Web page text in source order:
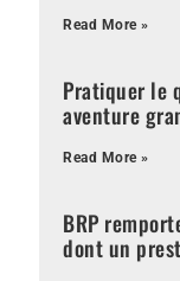
Read More »
Pratiquer le
aventure
Read More »
BRP
dont un